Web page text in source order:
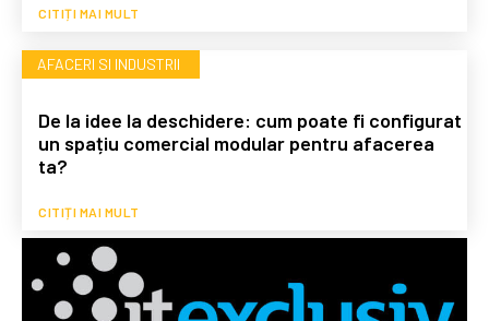
CITIȚI MAI MULT
AFACERI SI INDUSTRII
De la idee la deschidere: cum poate fi configurat
un spațiu comercial modular pentru afacerea
ta?
CITIȚI MAI MULT